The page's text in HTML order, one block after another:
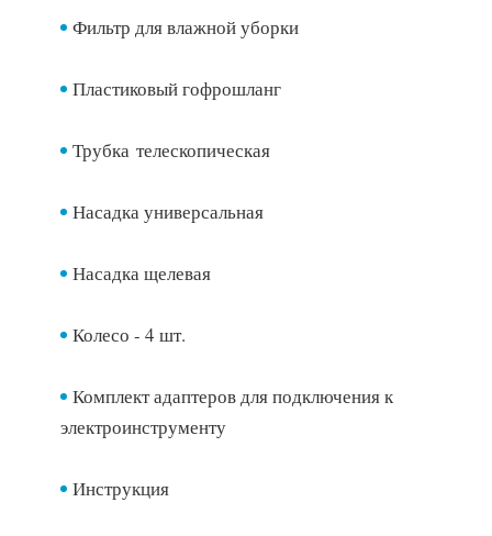
Фильтр для влажной уборки
Пластиковый гофрошланг
Трубка телескопическая
Насадка универсальная
Насадка щелевая
Колесо - 4 шт.
Комплект адаптеров для подключения к
электроинструменту
Инструкция